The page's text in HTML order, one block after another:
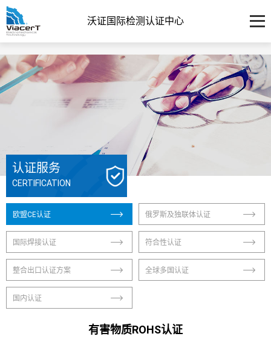
沃证国际检测认证中心
认证服务
CERTIFICATION
欧盟CE认证 俄罗斯及独联体认证
国际焊接认证 符合性认证
整合出口认证方案 全球多国认证
国内认证
有害物质ROHS认证